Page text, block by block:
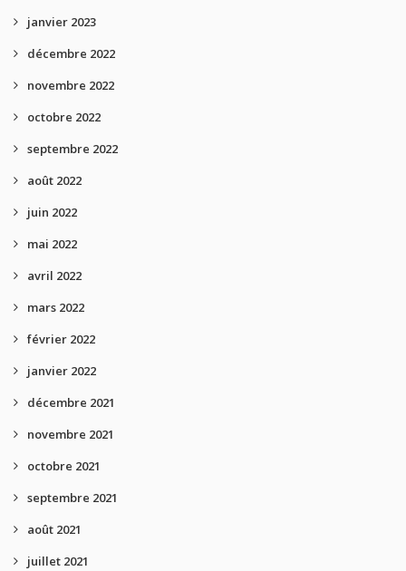
janvier 2023
décembre 2022
novembre 2022
octobre 2022
septembre 2022
août 2022
juin 2022
mai 2022
avril 2022
mars 2022
février 2022
janvier 2022
décembre 2021
novembre 2021
octobre 2021
septembre 2021
août 2021
juillet 2021